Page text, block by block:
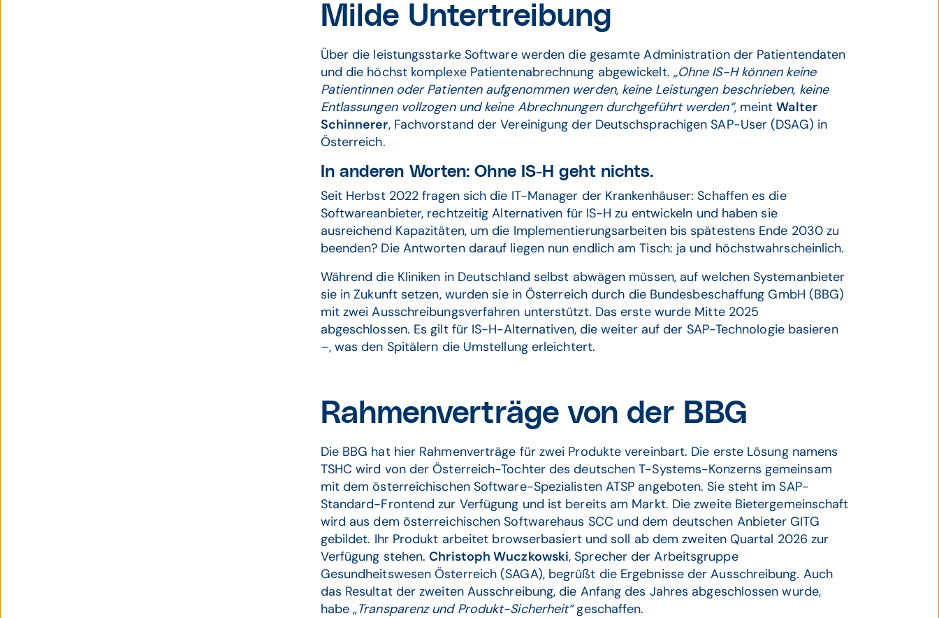
Milde Untertreibung
Über die leistungsstarke Software werden die gesamte Administration der Patientendaten
und die höchst komplexe Patientenabrechnung abgewickelt. „Ohne IS-H können keine
Patientinnen oder Patienten aufgenommen werden, keine Leistungen beschrieben, keine
Entlassungen vollzogen und keine Abrechnungen durchgeführt werden“, meintWalter
Schinnerer, Fachvorstand der Vereinigung der Deutschsprachigen SAP-User (DSAG) in
Österreich.
In anderen Worten: Ohne IS-H geht nichts.
Seit Herbst 2022 fragen sich die IT-Manager der Krankenhäuser: Schaffen es die
Softwareanbieter, rechtzeitig Alternativen für IS-H zu entwickeln und haben sie
ausreichend Kapazitäten, um die Implementierungsarbeiten bis spätestens Ende 2030 zu
beenden? Die Antworten darauf liegen nun endlich am Tisch: ja und höchstwahrscheinlich.
Während die Kliniken in Deutschland selbst abwägen müssen, auf welchen Systemanbieter
sie in Zukunft setzen, wurden sie in Österreich durch die Bundesbeschaffung GmbH (BBG)
mit zwei Ausschreibungsverfahren unterstützt. Das erste wurde Mitte 2025
abgeschlossen. Es gilt für IS-H-Alternativen, die weiter auf der SAP-Technologie basieren
–, was den Spitälern die Umstellung erleichtert.
Rahmenverträge von der BBG
Die BBG hat hier Rahmenverträge für zwei Produkte vereinbart. Die erste Lösung namens
TSHC wird von der Österreich-Tochter des deutschen T-Systems-Konzerns gemeinsam
mit dem österreichischen Software-Spezialisten ATSP angeboten. Sie steht im SAP-
Standard-Frontend zur Verfügung und ist bereits am Markt. Die zweite Bietergemeinschaft
wird aus dem österreichischen Softwarehaus SCC und dem deutschen Anbieter GITG
gebildet. Ihr Produkt arbeitet browserbasiert und soll ab dem zweiten Quartal 2026 zur
Verfügung stehen.Christoph Wuczkowski, Sprecher der Arbeitsgruppe
Gesundheitswesen Österreich (SAGA), begrüßt die Ergebnisse der Ausschreibung. Auch
das Resultat der zweiten Ausschreibung, die Anfang des Jahres abgeschlossen wurde,
habe „Transparenz und Produkt-Sicherheit“geschaffen.